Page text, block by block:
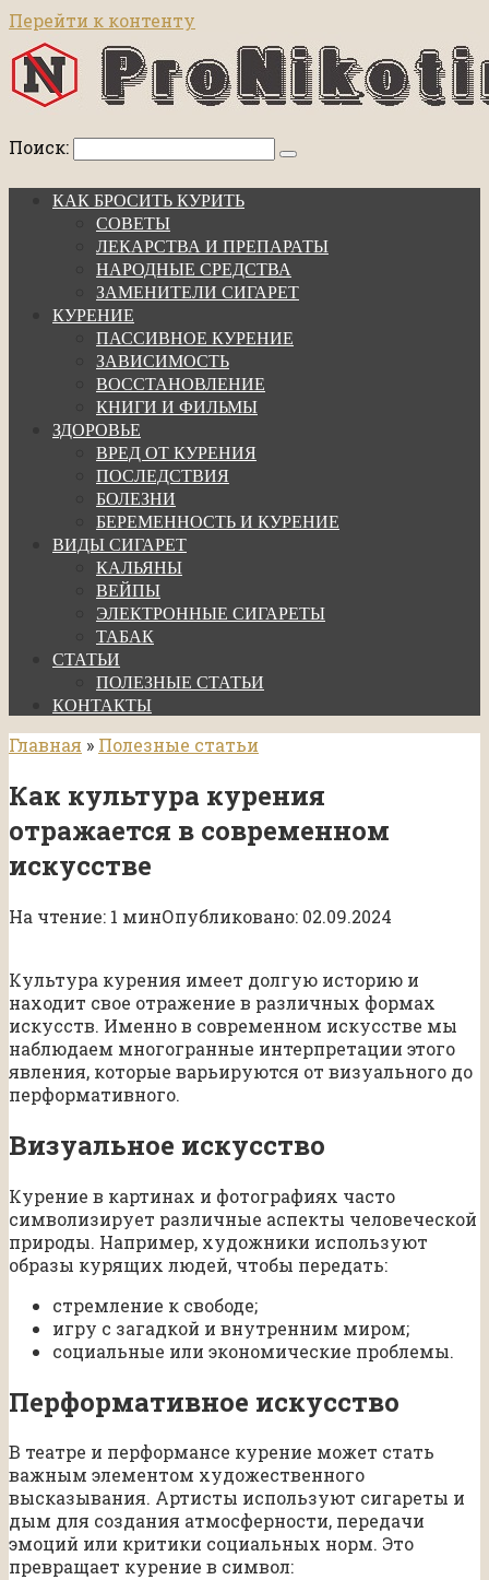
Перейти к контенту
Поиск:
КАК БРОСИТЬ КУРИТЬ
СОВЕТЫ
ЛЕКАРСТВА И ПРЕПАРАТЫ
НАРОДНЫЕ СРЕДСТВА
ЗАМЕНИТЕЛИ СИГАРЕТ
КУРЕНИЕ
ПАССИВНОЕ КУРЕНИЕ
ЗАВИСИМОСТЬ
ВОССТАНОВЛЕНИЕ
КНИГИ И ФИЛЬМЫ
ЗДОРОВЬЕ
ВРЕД ОТ КУРЕНИЯ
ПОСЛЕДСТВИЯ
БОЛЕЗНИ
БЕРЕМЕННОСТЬ И КУРЕНИЕ
ВИДЫ СИГАРЕТ
КАЛЬЯНЫ
ВЕЙПЫ
ЭЛЕКТРОННЫЕ СИГАРЕТЫ
ТАБАК
СТАТЬИ
ПОЛЕЗНЫЕ СТАТЬИ
КОНТАКТЫ
Главная » Полезные статьи
Как культура курения
отражается в современном
искусстве
На чтение: 1 минОпубликовано: 02.09.2024
Культура курения имеет долгую историю и
находит свое отражение в различных формах
искусств. Именно в современном искусстве мы
наблюдаем многогранные интерпретации этого
явления, которые варьируются от визуального до
перформативного.
Визуальное искусство
Курение в картинах и фотографиях часто
символизирует различные аспекты человеческой
природы. Например, художники используют
образы курящих людей, чтобы передать:
стремление к свободе;
игру с загадкой и внутренним миром;
социальные или экономические проблемы.
Перформативное искусство
В театре и перформансе курение может стать
важным элементом художественного
высказывания. Артисты используют сигареты и
дым для создания атмосферности, передачи
эмоций или критики социальных норм. Это
превращает курение в символ: